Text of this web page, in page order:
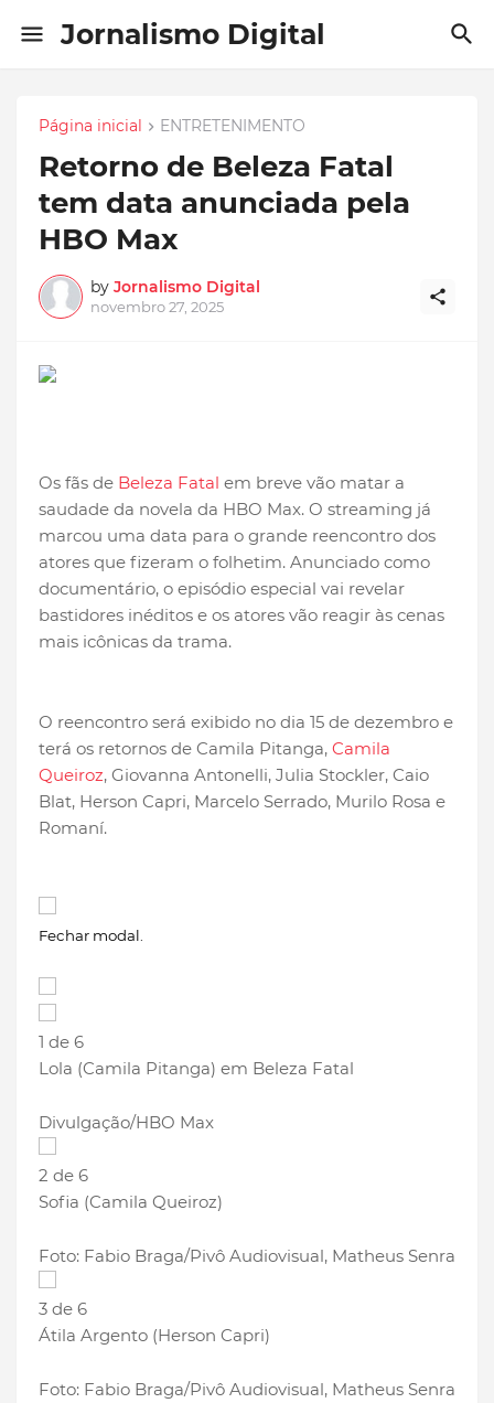
Jornalismo Digital
Página inicial ENTRETENIMENTO
Retorno de Beleza Fatal
tem data anunciada pela
HBO Max
by Jornalismo Digital
novembro 27, 2025
Os fãs de Beleza Fatal em breve vão matar a
saudade da novela da HBO Max. O streaming já
marcou uma data para o grande reencontro dos
atores que fizeram o folhetim. Anunciado como
documentário, o episódio especial vai revelar
bastidores inéditos e os atores vão reagir às cenas
mais icônicas da trama.
O reencontro será exibido no dia 15 de dezembro e
terá os retornos de Camila Pitanga, Camila
Queiroz, Giovanna Antonelli, Julia Stockler, Caio
Blat, Herson Capri, Marcelo Serrado, Murilo Rosa e
Romaní.
Fechar modal.
1 de 6
Lola (Camila Pitanga) em Beleza Fatal
Divulgação/HBO Max
2 de 6
Sofia (Camila Queiroz)
Foto: Fabio Braga/Pivô Audiovisual, Matheus Senra
3 de 6
Átila Argento (Herson Capri)
Foto: Fabio Braga/Pivô Audiovisual, Matheus Senra